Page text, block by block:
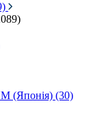
(Японія) (30)